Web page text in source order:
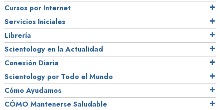
Cursos por Internet
Servicios Iniciales
Librería
Scientology en la Actualidad
Conexión Diaria
Scientology por Todo el Mundo
Cómo Ayudamos
CÓMO Mantenerse Saludable